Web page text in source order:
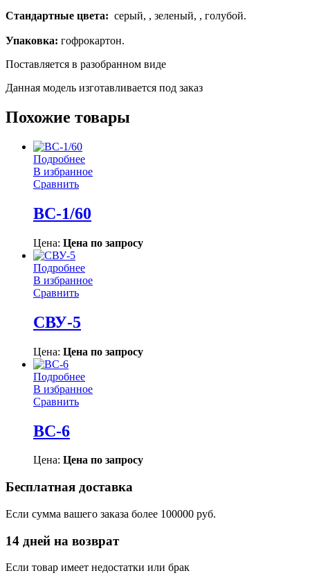
Стандартные цвета: серый, , зеленый, , голубой.
Упаковка: гофрокартон.
Поставляется в разобранном виде
Данная модель изготавливается под заказ
Похожие товары
Подробнее
В избранное
Сравнить
ВС-1/60
Цена: Цена по запросу
Подробнее
В избранное
Сравнить
СВУ-5
Цена: Цена по запросу
Подробнее
В избранное
Сравнить
ВС-6
Цена: Цена по запросу
Бесплатная доставка
Если сумма вашего заказа более 100000 руб.
14 дней на возврат
Если товар имеет недостатки или брак